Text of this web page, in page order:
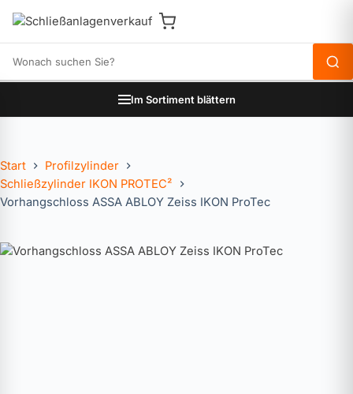
Im Sortiment blättern
Start
Profilzylinder
Schließzylinder IKON PROTEC²
Vorhangschloss ASSA ABLOY Zeiss IKON ProTec